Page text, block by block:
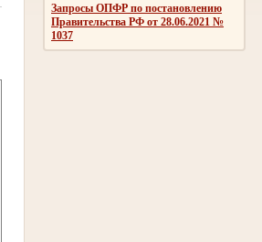
Запросы ОПФР по постановлению
Правительства РФ от 28.06.2021 №
1037